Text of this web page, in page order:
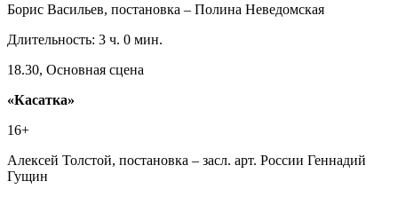
Борис Васильев, постановка – Полина Неведомская
Длительность: 3 ч. 0 мин.
18.30, Основная сцена
«Касатка»
16+
Алексей Толстой, постановка – засл. арт. России Геннадий
Гущин